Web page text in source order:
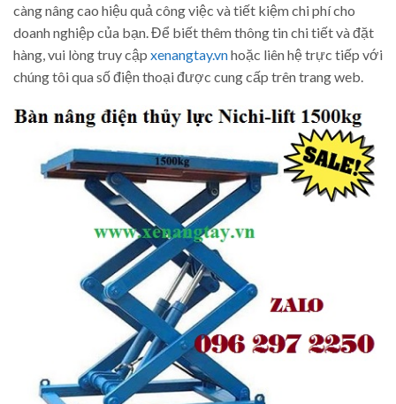
càng nâng cao hiệu quả công việc và tiết kiệm chi phí cho
doanh nghiệp của bạn. Để biết thêm thông tin chi tiết và đặt
hàng, vui lòng truy cập xenangtay.vnhoặc liên hệ trực tiếp với
chúng tôi qua số điện thoại được cung cấp trên trang web.